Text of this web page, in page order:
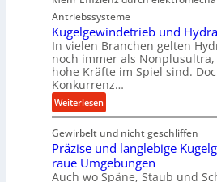
i
n
d
e
n
M
i
t
t
e
m
p
a
k
t
e
U
l
t
r
a
Antriebssysteme
Kugelgewindetrieb und
In vielen Branchen gelten
noch immer als
hohe Kräfte im Spiel sind.
Konkurrenz…
Weiterlesen:
K
u
g
e
l
Gewirbelt und nicht geschliffen
Präzise und langlebige
raue Umgebungen
Auch wo Späne, Staub und